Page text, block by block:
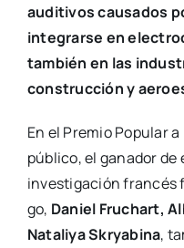
audi­ti­vos cau­sa­dos
inte­grar­se en
tam­bién en las
cons­truc­ción y
En el Pre­mio Popu­lar
públi­co, el gana­dor de
inves­ti­ga­ción fran­cés
go, Daniel Fru­chart,
Nata­li­ya Skrya­bi­na,